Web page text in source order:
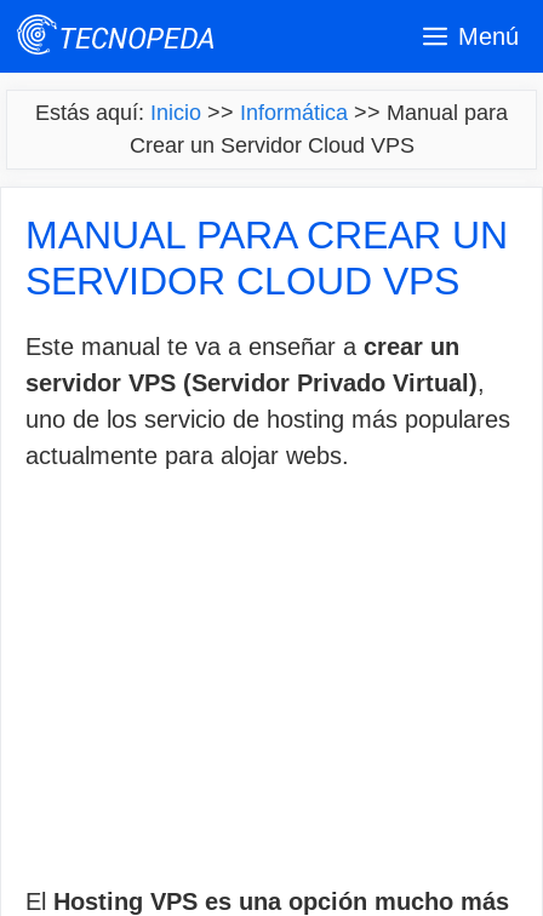
Saltar
Menú
Estás aquí: Inicio >> Informática >> Manual para
Crear un Servidor Cloud VPS
MANUAL PARA CREAR UN
SERVIDOR CLOUD VPS
Este manual te va a enseñar a crear un
servidor VPS (Servidor Privado Virtual),
uno de los servicio de hosting más populares
actualmente para alojar webs.
El Hosting VPS es una opción mucho más